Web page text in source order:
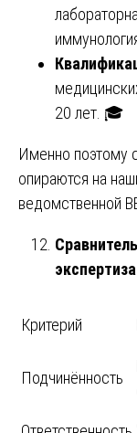
20 лет. 🎓
Именно поэтому
опираются на
ведомственной
экспертиза
Критерий
Подчинённость